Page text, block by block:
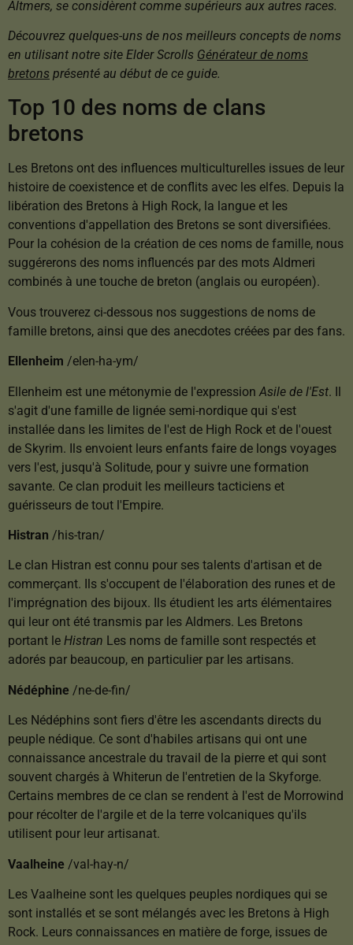
Altmers, se considèrent comme supérieurs aux autres races.
Découvrez quelques-uns de nos meilleurs concepts de noms
en utilisant notre site Elder Scrolls Générateur de noms
bretons présenté au début de ce guide.
Top 10 des noms de clans
bretons
Les Bretons ont des influences multiculturelles issues de leur
histoire de coexistence et de conflits avec les elfes. Depuis la
libération des Bretons à High Rock, la langue et les
conventions d'appellation des Bretons se sont diversifiées.
Pour la cohésion de la création de ces noms de famille, nous
suggérerons des noms influencés par des mots Aldmeri
combinés à une touche de breton (anglais ou européen).
Vous trouverez ci-dessous nos suggestions de noms de
famille bretons, ainsi que des anecdotes créées par des fans.
Ellenheim /elen-ha-ym/
Ellenheim est une métonymie de l'expression Asile de l'Est. Il
s'agit d'une famille de lignée semi-nordique qui s'est
installée dans les limites de l'est de High Rock et de l'ouest
de Skyrim. Ils envoient leurs enfants faire de longs voyages
vers l'est, jusqu'à Solitude, pour y suivre une formation
savante. Ce clan produit les meilleurs tacticiens et
guérisseurs de tout l'Empire.
Histran /his-tran/
Le clan Histran est connu pour ses talents d'artisan et de
commerçant. Ils s'occupent de l'élaboration des runes et de
l'imprégnation des bijoux. Ils étudient les arts élémentaires
qui leur ont été transmis par les Aldmers. Les Bretons
portant le Histran Les noms de famille sont respectés et
adorés par beaucoup, en particulier par les artisans.
Nédéphine /ne-de-fin/
Les Nédéphins sont fiers d'être les ascendants directs du
peuple nédique. Ce sont d'habiles artisans qui ont une
connaissance ancestrale du travail de la pierre et qui sont
souvent chargés à Whiterun de l'entretien de la Skyforge.
Certains membres de ce clan se rendent à l'est de Morrowind
pour récolter de l'argile et de la terre volcaniques qu'ils
utilisent pour leur artisanat.
Vaalheine /val-hay-n/
Les Vaalheine sont les quelques peuples nordiques qui se
sont installés et se sont mélangés avec les Bretons à High
Rock. Leurs connaissances en matière de forge, issues de